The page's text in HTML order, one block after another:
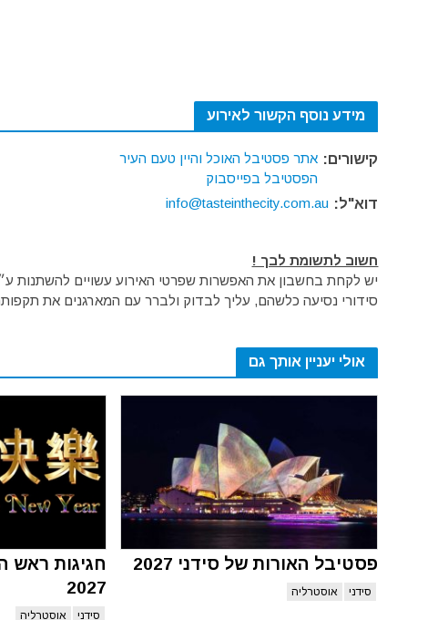
מידע נוסף הקשור לאירוע
קישורים: אתר פסטיבל האוכל והיין טעם העיר
הפסטיבל בפייסבוק
דוא"ל: info@tasteinthecity.com.au
חשוב לתשומת לבך !
יש לקחת בחשבון את האפשרות שפרטי האירוע עשויים להשתנות
סידורי נסיעה כלשהם, עליך לבדוק ולברר עם המארגנים את
אולי יעניין אותך גם
פסטיבל האורות של סידני 2027
סידני אוסטרליה
חגיגות ראש
2027
סידני אוסטרליה